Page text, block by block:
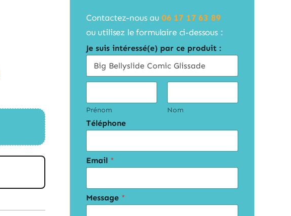
Contactez-nous au 06 17 17 63 89
ou utilisez le formulaire ci-dessous :
Je suis intéressé(e) par ce produit :
C
v
i
i
t
s
*
Prénom Nom
Téléphone
Email *
Message *